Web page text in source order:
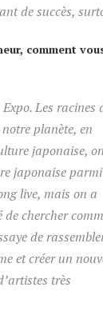
de succès,
comment
Les racines
planète, en
japonaise,
japonaise parmi
live, mais on a
de chercher
de
et créer un
très